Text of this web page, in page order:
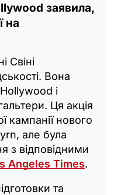
заявила,
на
Свіні
Вона
і
Ця акція
кампанії нового
але була
з відповідними
Angeles Times.
та